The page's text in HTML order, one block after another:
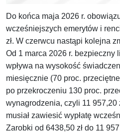
Do końca maja 2026 r.
wcześniejszych emerytów i
zł. W czerwcu nastąpi kolejna
Od 1 marca 2026 r. bezpieczny
wpływa na wysokość
miesięcznie (70 proc.
po przekroczeniu 130 proc.
wynagrodzenia, czyli 11 957,20
musiał zawiesić wypłatę
Zarobki od 6438,50 zł do 11